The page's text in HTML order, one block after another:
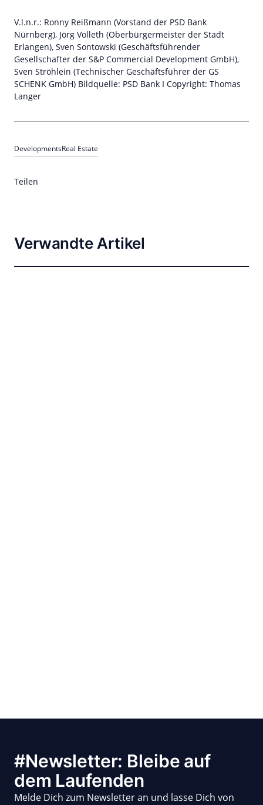
V.l.n.r.: Ronny Reißmann (Vorstand der PSD Bank
Nürnberg), Jörg Volleth (Oberbürgermeister der Stadt
Erlangen), Sven Sontowski (Geschäftsführender
Gesellschafter der S&P Commercial Development GmbH),
Sven Ströhlein (Technischer Geschäftsführer der GS
SCHENK GmbH) Bildquelle: PSD Bank I Copyright: Thomas
Langer
DevelopmentsReal Estate
Teilen
Verwandte Artikel
#Newsletter: Bleibe auf
dem Laufenden
Melde Dich zum Newsletter an und lasse Dich von